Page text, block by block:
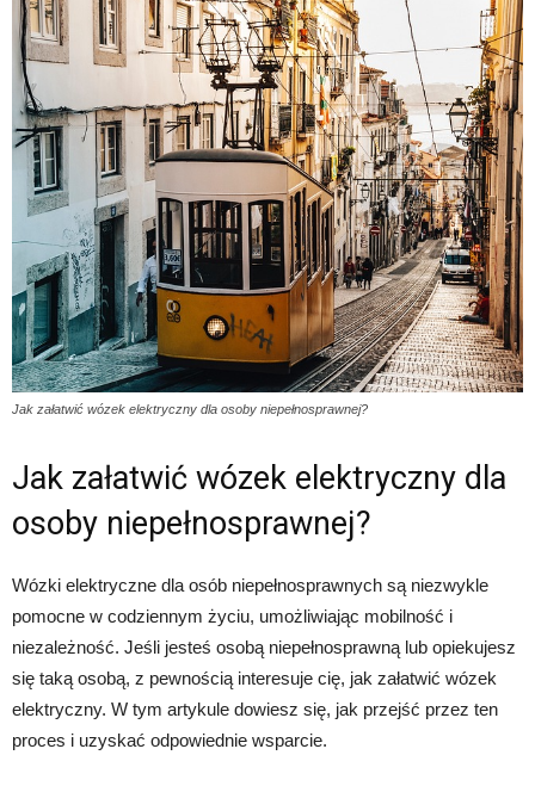
Jak załatwić wózek elektryczny dla osoby niepełnosprawnej?
Jak załatwić wózek elektryczny dla
osoby niepełnosprawnej?
Wózki elektryczne dla osób niepełnosprawnych są niezwykle
pomocne w codziennym życiu, umożliwiając mobilność i
niezależność. Jeśli jesteś osobą niepełnosprawną lub opiekujesz
się taką osobą, z pewnością interesuje cię, jak załatwić wózek
elektryczny. W tym artykule dowiesz się, jak przejść przez ten
proces i uzyskać odpowiednie wsparcie.